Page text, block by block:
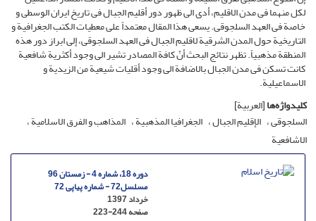
لکل منهما فی مدن الاقلیم، أدى الى ظهور دور أقلیم الجبال فی تاریخ ایران الوسطى و
خاصة فی العهد السلجوقی. یسعى هذا المقال معتمداً على معطیات الکتب الجغرافیة و
التاریخیة حول المدن الشرقیة لاقلیم الجبال فی العهد السلجوقی، إلى ابراز دور هذه
المنطقة مذهبیاً. تظهر نتائج البحث أنّ کافة المصادر تشیر الى وجود أکثریة شافعیة
کانت تسکن فی مدن الجبال بالاضافة الى وجود أقلیات شیعیة من الزیدیة و
الاسماعیلیة.
کلیدواژه‌ها[العربیة]
السلجوقی الإقلیم الجبال الجغرافیا المذهبیة المذاهب و الفرق الاسلامیة
الاشافعیة
دوره 18، شماره 4 - زمستان 96
مسلسل72 - شماره پیاپی 72
خرداد 1397
صفحه223-244